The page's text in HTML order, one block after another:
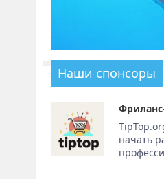
Наши спонсоры
начать